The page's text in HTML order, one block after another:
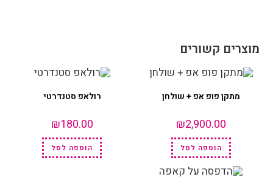
מוצרים קשורים
מתקן פופ אפ + שולחן
₪2,900.00
הוספה לסל
רולאפ סטנדרטי
₪180.00
הוספה לסל